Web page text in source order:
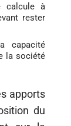
calcule à
rester
capacité
la société
apports
du